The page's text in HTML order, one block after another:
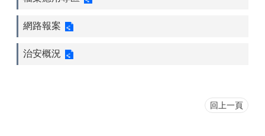
網路報案
治安概況
回上一頁